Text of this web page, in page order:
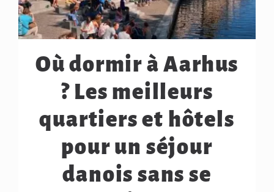
Où dormir à Aarhus
? Les meilleurs
quartiers et hôtels
pour un séjour
danois sans se